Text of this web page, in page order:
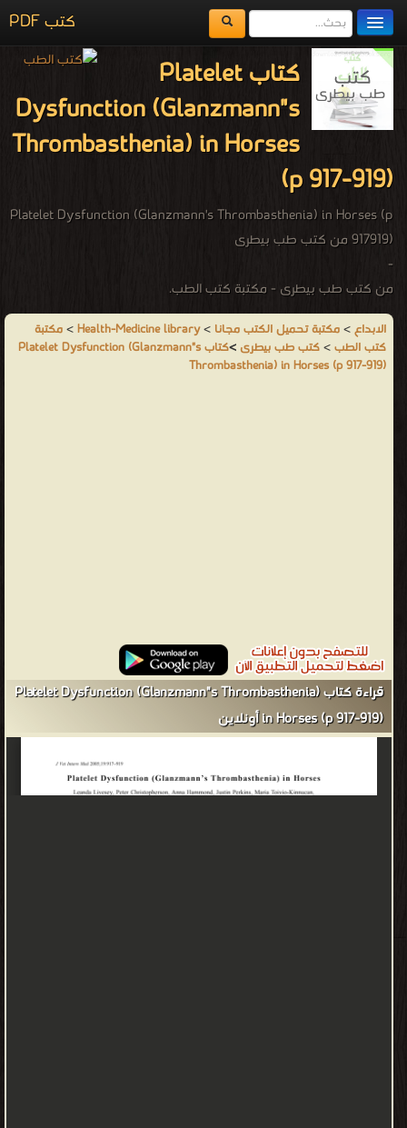
كتب PDF
مكتبة الكتب
المكتبات
يُقرأ حالياً
الفهرس
كتاب Platelet
Dysfunction (Glanzmann"s
Thrombasthenia) in Horses
(p 917-919)
Platelet Dysfunction (Glanzmann's Thrombasthenia) in Horses (p
917919) من كتب طب بيطرى
-
من كتب طب بيطرى - مكتبة كتب الطب.
الابداع>مكتبة تحميل الكتب مجانا >
Health-Medicine library
>مكتبة
كتب الطب>كتب طب بيطرى >
كتاب Platelet Dysfunction (Glanzmann"s
Thrombasthenia) in Horses (p 917-919)
قراءة كتاب Platelet Dysfunction (Glanzmann"s Thrombasthenia)
in Horses (p 917-919) أونلاين